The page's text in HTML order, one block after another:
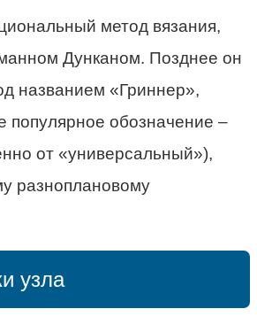
метод вязания,
Дунканом. Позднее он
названием «Гриннер»,
популярное обозначение –
от «универсальный»),
разноплановому
узла